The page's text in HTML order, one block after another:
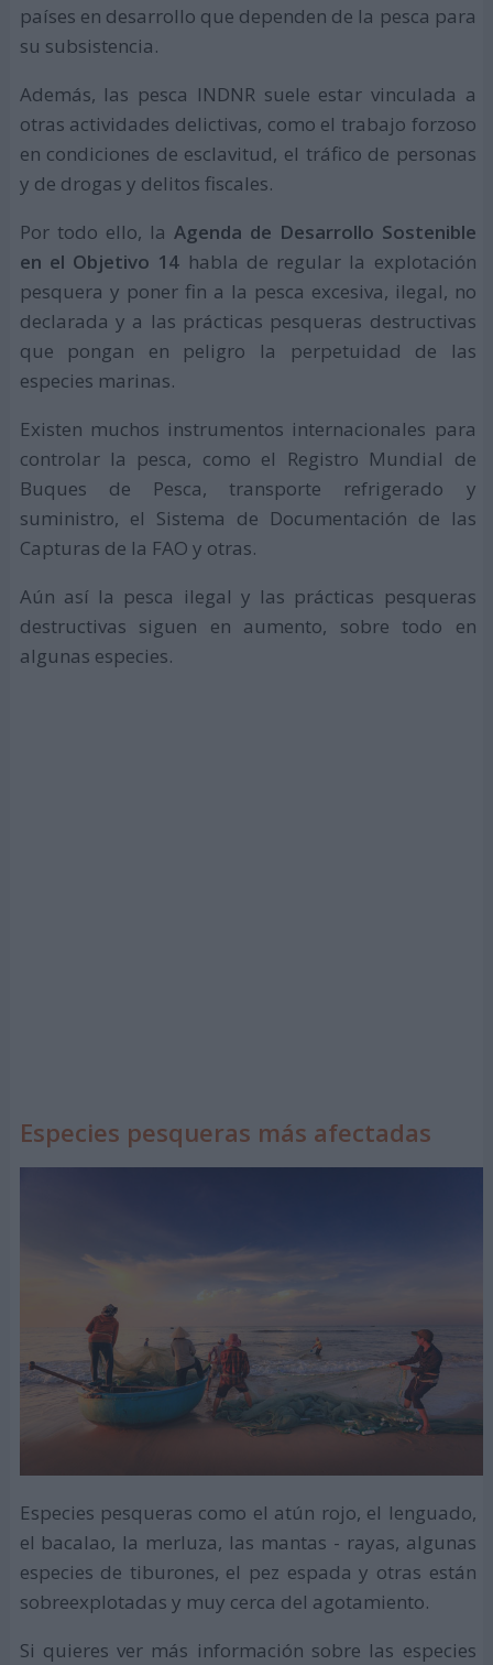
países en desarrollo que dependen de la pesca para
su subsistencia.
Además, las pesca INDNR suele estar vinculada a
otras actividades delictivas, como el trabajo forzoso
en condiciones de esclavitud, el tráfico de personas
y de drogas y delitos fiscales.
Por todo ello, la Agenda de Desarrollo Sostenible
en el Objetivo 14 habla de regular la explotación
pesquera y poner fin a la pesca excesiva, ilegal, no
declarada y a las prácticas pesqueras destructivas
que pongan en peligro la perpetuidad de las
especies marinas.
Existen muchos instrumentos internacionales para
controlar la pesca, como el Registro Mundial de
Buques de Pesca, transporte refrigerado y
suministro, el Sistema de Documentación de las
Capturas de la FAO y otras.
Aún así la pesca ilegal y las prácticas pesqueras
destructivas siguen en aumento, sobre todo en
algunas especies.
Especies pesqueras más afectadas
Especies pesqueras como el atún rojo, el lenguado,
el bacalao, la merluza, las mantas - rayas, algunas
especies de tiburones, el pez espada y otras están
sobreexplotadas y muy cerca del agotamiento.
Si quieres ver más información sobre las especies